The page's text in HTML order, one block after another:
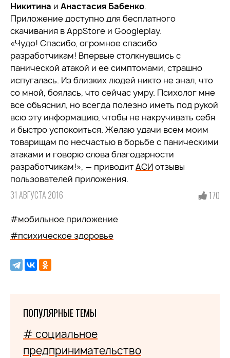
Никитина и Анастасия Бабенко.
Приложение доступно для бесплатного
скачивания в AppStore и Googleplay.
«Чудо! Спасибо, огромное спасибо
разработчикам! Впервые столкнувшись с
панической атакой и ее симптомами, страшно
испугалась. Из близких людей никто не знал, что
со мной, боялась, что сейчас умру. Психолог мне
все объяснил, но всегда полезно иметь под рукой
всю эту информацию, чтобы не накручивать себя
и быстро успокоиться. Желаю удачи всем моим
товарищам по несчастью в борьбе с паническими
атаками и говорю слова благодарности
разработчикам!», — приводитАСИотзывы
пользователей приложения.
31 АВГУСТА 2016 170
#мобильное приложение
#психическое здоровье
ПОПУЛЯРНЫЕ ТЕМЫ
# социальное
предпринимательство